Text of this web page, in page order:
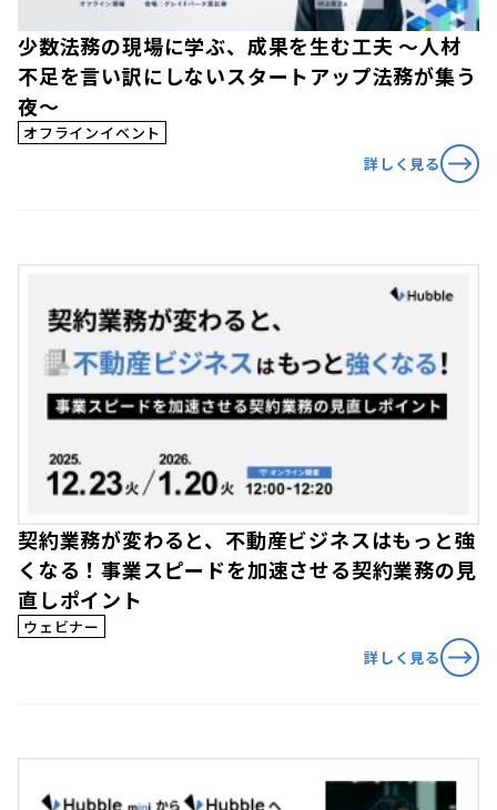
少数法務の現場に学ぶ、成果を生む工夫 〜人材
不足を言い訳にしないスタートアップ法務が集う
夜〜
オフラインイベント
詳しく見る
契約業務が変わると、不動産ビジネスはもっと強
くなる！事業スピードを加速させる契約業務の見
直しポイント
ウェビナー
詳しく見る